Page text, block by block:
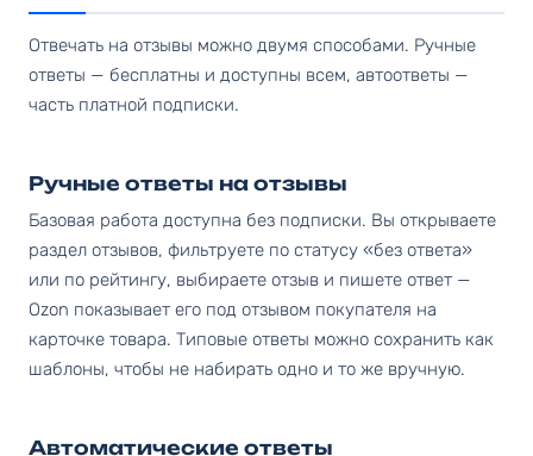
Отвечать на отзывы можно двумя способами. Ручные
ответы — бесплатны и доступны всем, автоответы —
часть платной подписки.
Ручные ответы на отзывы
Базовая работа доступна без подписки. Вы открываете
раздел отзывов, фильтруете по статусу «без ответа»
или по рейтингу, выбираете отзыв и пишете ответ —
Ozon показывает его под отзывом покупателя на
карточке товара. Типовые ответы можно сохранить как
шаблоны, чтобы не набирать одно и то же вручную.
Автоматические ответы